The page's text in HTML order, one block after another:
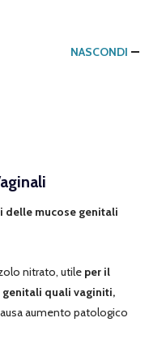
NASCONDI
delle mucose genitali
nitrato, utile per il
quali vaginiti,
aumento patologico